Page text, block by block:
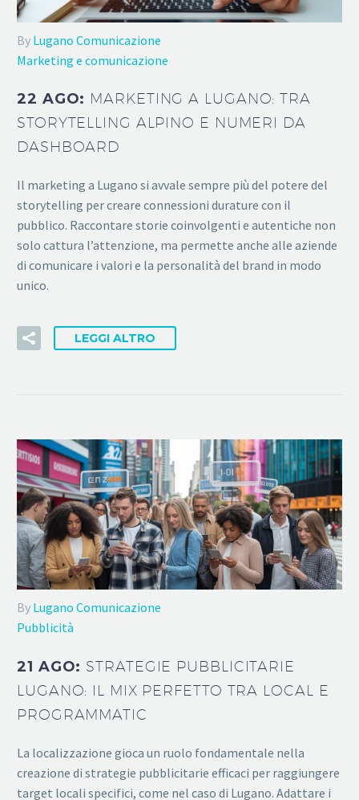
By Lugano Comunicazione
Marketing e comunicazione
22 AGO: MARKETING A LUGANO: TRA
STORYTELLING ALPINO E NUMERI DA
DASHBOARD
Il marketing a Lugano si avvale sempre più del potere del
storytelling per creare connessioni durature con il
pubblico. Raccontare storie coinvolgenti e autentiche non
solo cattura l’attenzione, ma permette anche alle aziende
di comunicare i valori e la personalità del brand in modo
unico.
LEGGI ALTRO
By Lugano Comunicazione
Pubblicità
21 AGO: STRATEGIE PUBBLICITARIE
LUGANO: IL MIX PERFETTO TRA LOCAL E
PROGRAMMATIC
La localizzazione gioca un ruolo fondamentale nella
creazione di strategie pubblicitarie efficaci per raggiungere
target locali specifici, come nel caso di Lugano. Adattare i